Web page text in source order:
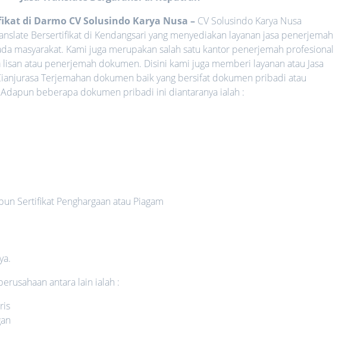
di Darmo CV Solusindo Karya Nusa – CV Solusindo Karya Nusa
Bersertifikat di Kendangsari yang menyediakan layanan jasa penerjemah
masyarakat. Kami juga merupakan salah satu kantor penerjemah profesional
atau penerjemah dokumen. Disini kami juga memberi layanan atau Jasa
Terjemahan dokumen baik yang bersifat dokumen pribadi atau
beberapa dokumen pribadi ini diantaranya ialah :
Sertifikat Penghargaan atau Piagam
antara lain ialah :